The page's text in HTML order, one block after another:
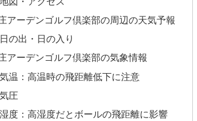
アーデンゴルフ倶楽部の周辺の天気予報
日の出・日の入り
アーデンゴルフ倶楽部の気象情報
気温：高温時の飛距離低下に注意
気圧
湿度：高湿度だとボールの飛距離に影響